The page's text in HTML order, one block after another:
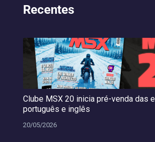
Recentes
Clube MSX 20 inicia pré-venda das
português e inglês
20/05/2026